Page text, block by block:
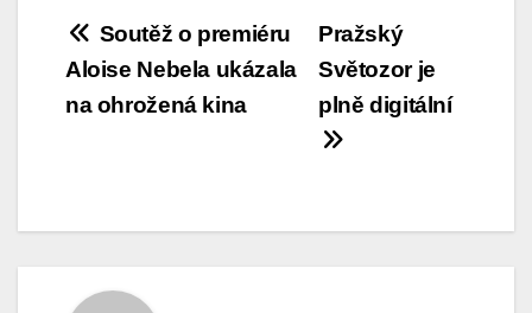
Navigace
pro
Pražský
Světozor je
plně digitální
Soutěž o premiéru
Aloise Nebela ukázala
na ohrožená kina